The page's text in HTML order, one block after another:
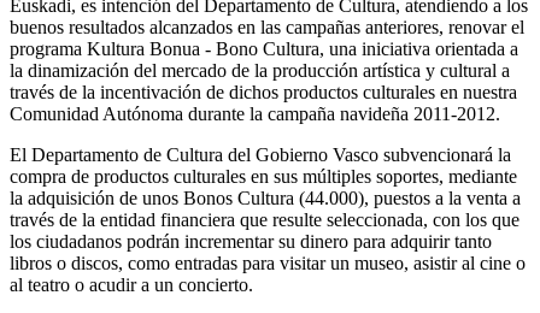
Euskadi, es intención del Departamento de Cultura, atendiendo a los
buenos resultados alcanzados en las campañas anteriores, renovar el
programa Kultura Bonua - Bono Cultura, una iniciativa orientada a
la dinamización del mercado de la producción artística y cultural a
través de la incentivación de dichos productos culturales en nuestra
Comunidad Autónoma durante la campaña navideña 2011-2012.
El Departamento de Cultura del Gobierno Vasco subvencionará la
compra de productos culturales en sus múltiples soportes, mediante
la adquisición de unos Bonos Cultura (44.000), puestos a la venta a
través de la entidad financiera que resulte seleccionada, con los que
los ciudadanos podrán incrementar su dinero para adquirir tanto
libros o discos, como entradas para visitar un museo, asistir al cine o
al teatro o acudir a un concierto.